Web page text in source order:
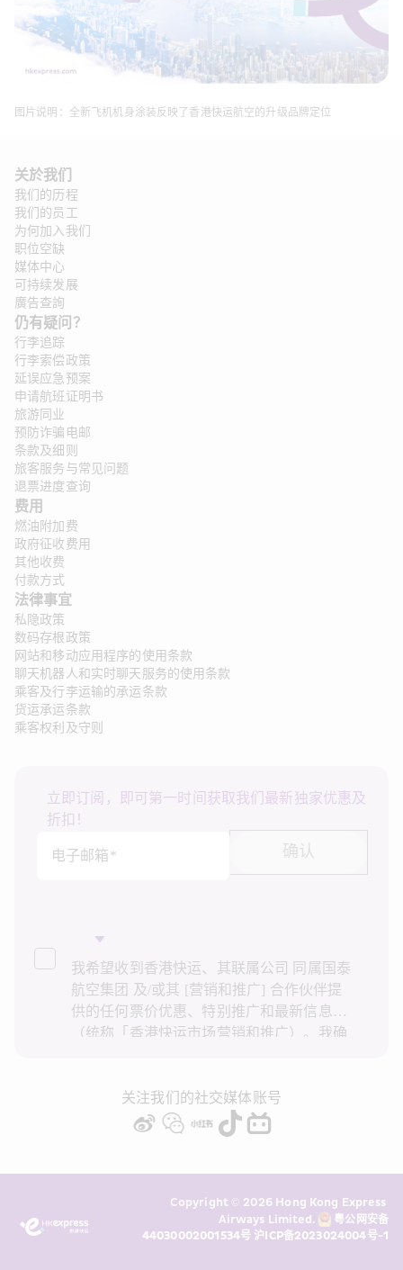
图片说明：全新飞机机身涂装反映了香港快运航空的升级品牌定位
关於我们
我们的历程
我们的员工
为何加入我们
职位空缺
媒体中心
可持续发展
廣告查詢
仍有疑问？
行李追踪
行李索偿政策
延误应急预案
申请航班证明书
旅游同业
预防诈骗电邮
条款及细则
旅客服务与常见问题
退票进度查询
费用
燃油附加费
政府征收费用
其他收费
付款方式
法律事宜
私隐政策
数码存根政策
网站和移动应用程序的使用条款
聊天机器人和实时聊天服务的使用条款
乘客及行李运输的承运条款
货运承运条款
乘客权利及守则
立即订阅，即可第一时间获取我们最新独家优惠及
折扣！
电子邮箱*
确认
我希望收到香港快运、其联属公司 同属国泰
航空集团 及/或其 [营销和推广] 合作伙伴提
供的任何票价优惠、特别推广和最新信息
（统称「香港快运市场营销和推广）。我确
务历史记录进行直接市场营销和推广。我知
悉在未经我的同意下，香港快运不会使用我
的个人资料作直接营销和推广用途。详情请
关注我们的社交媒体账号
Copyright © 2026 Hong Kong Express
Airways Limited.
粤公网安备
44030002001534号 沪ICP备2023024004号-1